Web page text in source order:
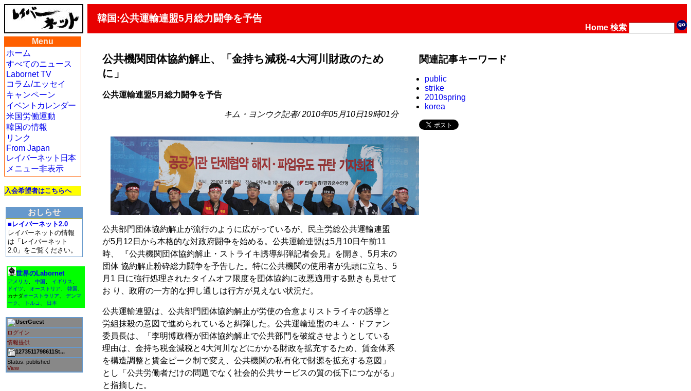
韓国:公共運輸連盟5月総力闘争を予告
Home 検索
Menu
ホーム
すべてのニュース
Labornet TV
コラム/エッセイ
キャンペーン
イベントカレンダー
米国労働運動
韓国の情報
リンク
From Japan
レイバーネット日本
メニュー非表示
入会希望者はこちらへ
おしらせ
■レイバーネット2.0
レイバーネットの情報
は「レイバーネット
2.0」をご覧ください。
世界のLabornet
アメリカ 中国 イギリス
ドイツ
オーストリア 韓国
カナダオーストラリア
デンマ
ーク
トルコ 日本
Guest
ログイン
情報提供
1273511798611St...
Status: published
View
公共機関団体協約解止、「金持ち減税-4大河川財政のため
に」
公共運輸連盟5月総力闘争を予告
キム・ヨンウク記者/ 2010年05月10日19時01分
公共部門団体協約解止が流行のように広がっているが、民主労総公共運輸連盟
が5月12日から本格的な対政府闘争を始める。公共運輸連盟は5月10日午前11
時、 『公共機関団体協約解止・ストライキ誘導糾弾記者会見』を開き、5月末の
団体 協約解止粉砕総力闘争を予告した。特に公共機関の使用者が先頭に立ち、5
月1 日に強行処理されたタイムオフ限度を団体協約に改悪適用する動きも見せて
お り、政府の一方的な押し通しは行方が見えない状況だ。
公共運輸連盟は、公共部門団体協約解止が労使の合意よりストライキの誘導と
労組抹殺の意図で進められていると糾弾した。公共運輸連盟のキム・ドファン
委員長は、「李明博政権が団体協約解止で公共部門を破綻させようとしている
理由は、金持ち税金減税と4大河川などにかかる財政を拡充するため、賃金体系
を構造調整と賃金ピーク制で変え、公共機関の私有化で財源を拡充する意図」
とし「公共労働者だけの問題でなく社会的公共サービスの質の低下につながる」
と指摘した。
関連記事キーワード
public
strike
2010spring
korea